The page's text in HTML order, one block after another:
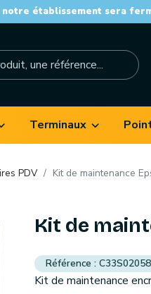
établissement sera
Terminaux
PDV Kit de maintenance
Kit de
Kit de maintenance